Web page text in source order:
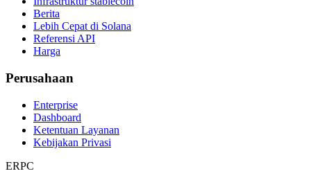
Berita
Lebih Cepat di Solana
Referensi API
Harga
Perusahaan
Enterprise
Dashboard
Ketentuan Layanan
Kebijakan Privasi
ERPC